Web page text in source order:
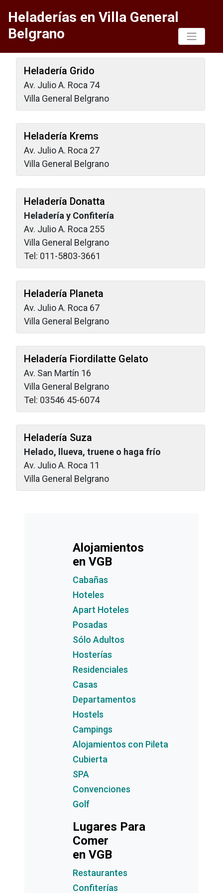
Heladerías en Villa General
Belgrano
Heladería Grido
Av. Julio A. Roca 74
Villa General Belgrano
Heladería Krems
Av. Julio A. Roca 27
Villa General Belgrano
Heladería Donatta
Heladería y Confitería
Av. Julio A. Roca 255
Villa General Belgrano
Tel: 011-5803-3661
Heladería Planeta
Av. Julio A. Roca 67
Villa General Belgrano
Heladería Fiordilatte Gelato
Av. San Martín 16
Villa General Belgrano
Tel: 03546 45-6074
Heladería Suza
Helado, llueva, truene o haga frío
Av. Julio A. Roca 11
Villa General Belgrano
Alojamientos
en VGB
Cabañas
Hoteles
Apart Hoteles
Posadas
Sólo Adultos
Hosterías
Residenciales
Casas
Departamentos
Hostels
Campings
Alojamientos con Pileta
Cubierta
SPA
Convenciones
Golf
Lugares Para
Comer
en VGB
Restaurantes
Confiterías